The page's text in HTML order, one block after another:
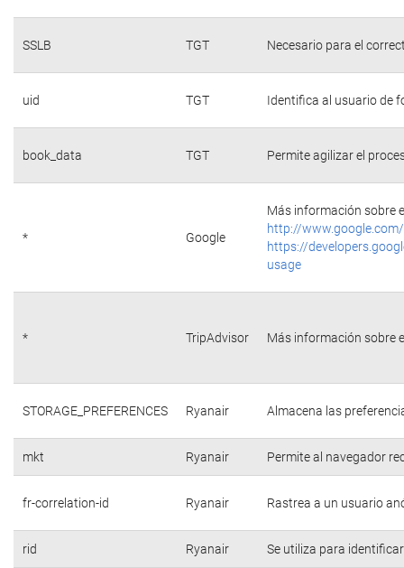
SSLB TGT Necesario para el
uid TGT Identifica al usuario de
book_data TGT Permite agilizar el
* Google
Más información sobre
http://
https://
usage
* TripAdvisor Más información sobre
STORAGE_PREFERENCES Ryanair Almacena las
mkt Ryanair Permite al navegador
fr-correlation-id Ryanair Rastrea a un usuario
rid Ryanair Se utiliza para